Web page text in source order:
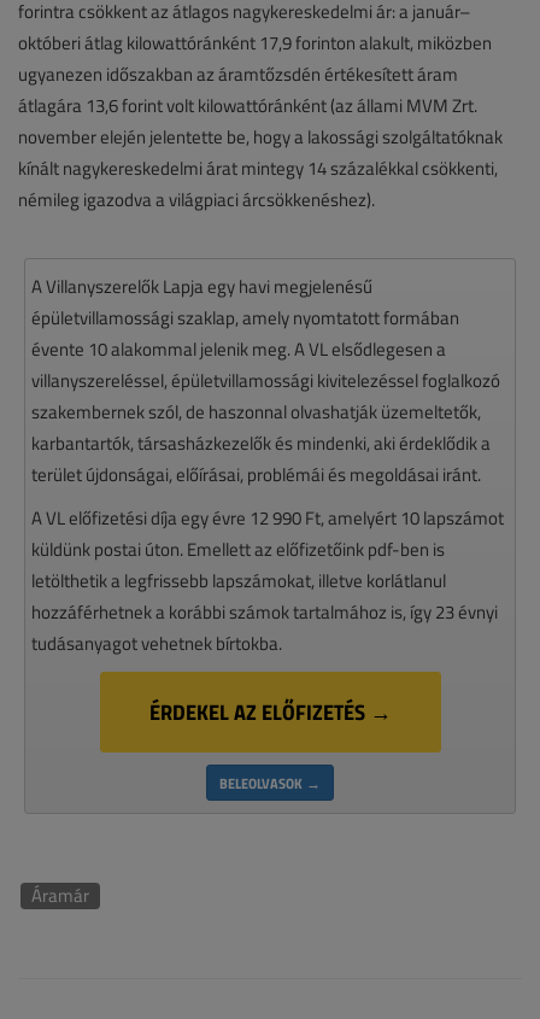
forintra csökkent az átlagos nagykereskedelmi ár: a január–
októberi átlag kilowattóránként 17,9 forinton alakult, miközben
ugyanezen időszakban az áramtőzsdén értékesített áram
átlagára 13,6 forint volt kilowattóránként (az állami MVM Zrt.
november elején jelentette be, hogy a lakossági szolgáltatóknak
kínált nagykereskedelmi árat mintegy 14 százalékkal csökkenti,
némileg igazodva a világpiaci árcsökkenéshez).
A Villanyszerelők Lapja egy havi megjelenésű
épületvillamossági szaklap, amely nyomtatott formában
évente 10 alakommal jelenik meg. A VL elsődlegesen a
villanyszereléssel, épületvillamossági kivitelezéssel foglalkozó
szakembernek szól, de haszonnal olvashatják üzemeltetők,
karbantartók, társasházkezelők és mindenki, aki érdeklődik a
terület újdonságai, előírásai, problémái és megoldásai iránt.
A VL előfizetési díja egy évre 12 990 Ft, amelyért 10 lapszámot
küldünk postai úton. Emellett az előfizetőink pdf-ben is
letölthetik a legfrissebb lapszámokat, illetve korlátlanul
hozzáférhetnek a korábbi számok tartalmához is, így 23 évnyi
tudásanyagot vehetnek bírtokba.
ÉRDEKEL AZ ELŐFIZETÉS →
BELEOLVASOK →
Áramár